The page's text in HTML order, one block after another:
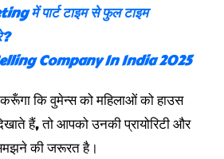
में पार्ट टाइम से फुल टाइम
Company In India 2025
कि वुमेन्स को महिलाओं को हाउस
हैं, तो आपको उनकी प्रायोरिटी और
की जरूरत है।